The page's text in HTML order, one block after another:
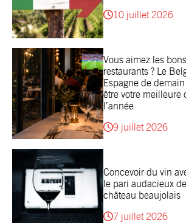
10 juillet 2026
Vous aimez les bons
restaurants ? Le
Espagne de
être votre meilleure
l’année
9 juillet 2026
Concevoir du vin
le pari audacieux
château beaujolais
7 juillet 2026